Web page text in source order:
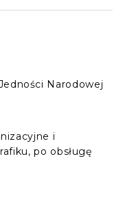
Narodowej
i
po obsługę